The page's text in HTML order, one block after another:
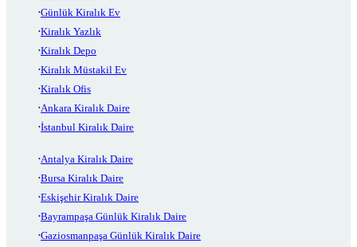
Günlük Kiralık Ev
Kiralık Yazlık
Kiralık Depo
Kiralık Müstakil Ev
Kiralık Ofis
Ankara Kiralık Daire
İstanbul Kiralık Daire
Antalya Kiralık Daire
Bursa Kiralık Daire
Eskişehir Kiralık Daire
Bayrampaşa Günlük Kiralık Daire
Gaziosmanpaşa Günlük Kiralık Daire